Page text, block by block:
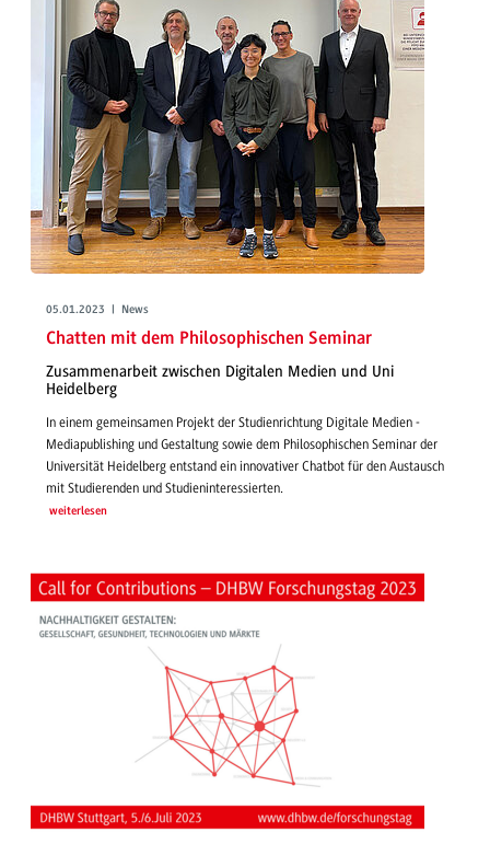
05.01.2023 | News
Chatten mit dem Philosophischen Seminar
Zusammenarbeit zwischen Digitalen Medien und Uni
Heidelberg
In einem gemeinsamen Projekt der Studienrichtung Digitale Medien -
Mediapublishing und Gestaltung sowie dem Philosophischen Seminar der
Universität Heidelberg entstand ein innovativer Chatbot für den Austausch
mit Studierenden und Studieninteressierten.
weiterlesen